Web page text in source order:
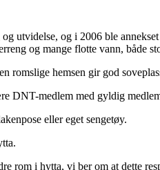
utvidelse, og i 2006 ble
og mange flotte vann, både
hemsen gir god
DNT-medlem med gyldig
eller eget sengetøy.
rom i hytta, vi ber om at dette